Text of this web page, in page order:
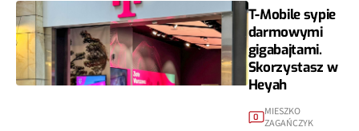
T-Mobile sypie
darmowymi
gigabajtami.
Skorzystasz w
Heyah
0 MIESZKO
ZAGAŃCZYK